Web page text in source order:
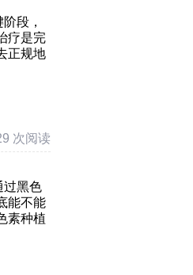
段，
疗是完
正规地
次阅读
过黑色
能不能
素种植